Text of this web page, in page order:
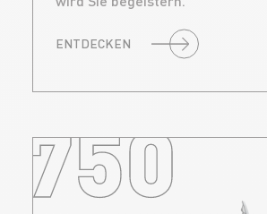
ENTDECKEN
750